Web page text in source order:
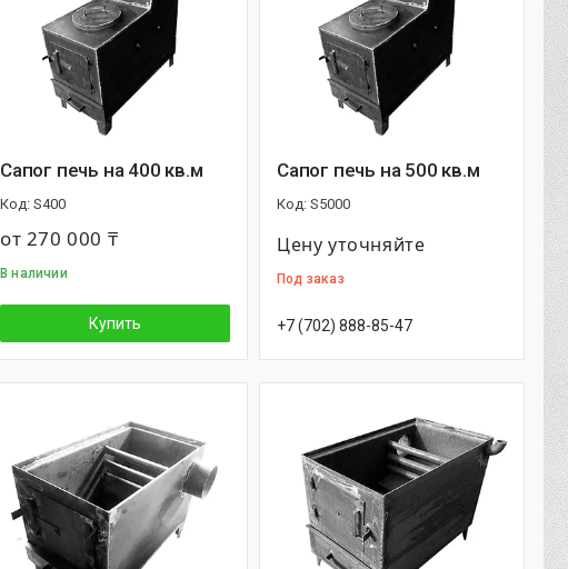
Сапог печь на 400 кв.м
S400
от 270 000 ₸
В наличии
Купить
Сапог печь на 500 кв.м
S5000
Цену уточняйте
Под заказ
+7 (702) 888-85-47